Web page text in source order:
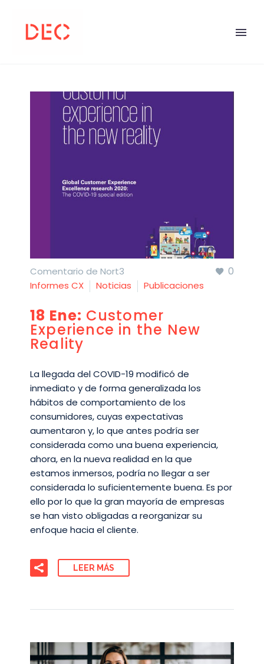
0
Comentario de Nort3
Informes CX
Noticias Publicaciones
18 Ene: Customer
Experience in the New
Reality
La llegada del COVID-19 modificó de
inmediato y de forma generalizada los
hábitos de comportamiento de los
consumidores, cuyas expectativas
aumentaron y, lo que antes podría ser
considerada como una buena experiencia,
ahora, en la nueva realidad en la que
estamos inmersos, podría no llegar a ser
considerada lo suficientemente buena. Es por
ello por lo que la gran mayoría de empresas
se han visto obligadas a reorganizar su
enfoque hacia el cliente.
LEER MÁS